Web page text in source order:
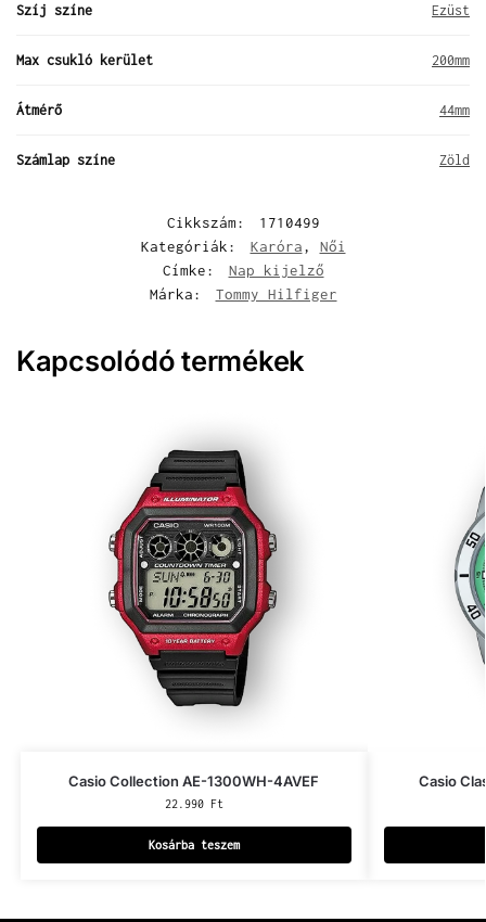
Szíj színe Ezüst
Max csukló kerület 200mm
Átmérő 44mm
Számlap színe Zöld
Cikkszám:
1710499
Kategóriák:
Karóra, Női
Címke:
Nap kijelző
Márka:
Tommy Hilfiger
Kapcsolódó termékek
Casio Collection AE-1300WH-4AVEF
22.990 Ft
Kosárba teszem
Casio